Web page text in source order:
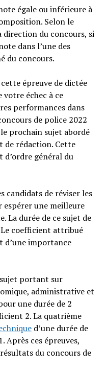
égale ou inférieure à
Selon le
direction du concours, si
dans l’une des
du concours.
épreuve de dictée
échec à ce
performances dans
de police 2022
prochain sujet abordé
de rédaction. Cette
général du
candidats de réviser les
espérer une meilleure
La durée de ce sujet de
coefficient attribué
d’une importance
portant sur
administrative et
une durée de 2
2. La quatrième
d’une durée de
Après ces épreuves,
du concours de